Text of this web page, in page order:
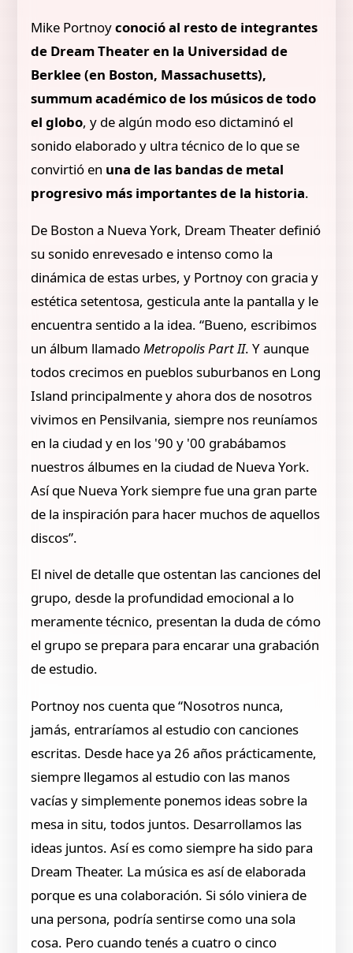
Mike Portnoyconoció al resto de integrantes
de Dream Theater en la Universidad de
Berklee (en Boston, Massachusetts),
summum académico de los músicos de todo
el globo, y de algún modo eso dictaminó el
sonido elaborado y ultra técnico de lo que se
convirtió en una de las bandas de metal
progresivo más importantes de la historia.
De Boston a Nueva York, Dream Theater definió
su sonido enrevesado e intenso como la
dinámica de estas urbes, y Portnoy con gracia y
estética setentosa, gesticula ante la pantalla y le
encuentra sentido a la idea. “Bueno, escribimos
un álbum llamado Metropolis Part II. Y aunque
todos crecimos en pueblos suburbanos en Long
Island principalmente y ahora dos de nosotros
vivimos en Pensilvania, siempre nos reuníamos
en la ciudad y en los '90 y '00 grabábamos
nuestros álbumes en la ciudad de Nueva York.
Así que Nueva York siempre fue una gran parte
de la inspiración para hacer muchos de aquellos
discos”.
El nivel de detalle que ostentan las canciones del
grupo, desde la profundidad emocional a lo
meramente técnico, presentan la duda de cómo
el grupo se prepara para encarar una grabación
de estudio.
Portnoy nos cuenta que “Nosotros nunca,
jamás, entraríamos al estudio con canciones
escritas. Desde hace ya 26 años prácticamente,
siempre llegamos al estudio con las manos
vacías y simplemente ponemos ideas sobre la
mesa in situ, todos juntos. Desarrollamos las
ideas juntos. Así es como siempre ha sido para
Dream Theater. La música es así de elaborada
porque es una colaboración. Si sólo viniera de
una persona, podría sentirse como una sola
cosa. Pero cuando tenés a cuatro o cinco